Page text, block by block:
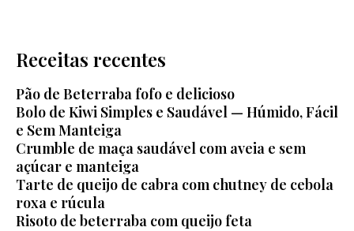
Receitas recentes
Pão de Beterraba fofo e delicioso
Bolo de Kiwi Simples e Saudável — Húmido, Fácil
e Sem Manteiga
Crumble de maça saudável com aveia e sem
açúcar e manteiga
Tarte de queijo de cabra com chutney de cebola
roxa e rúcula
Risoto de beterraba com queijo feta